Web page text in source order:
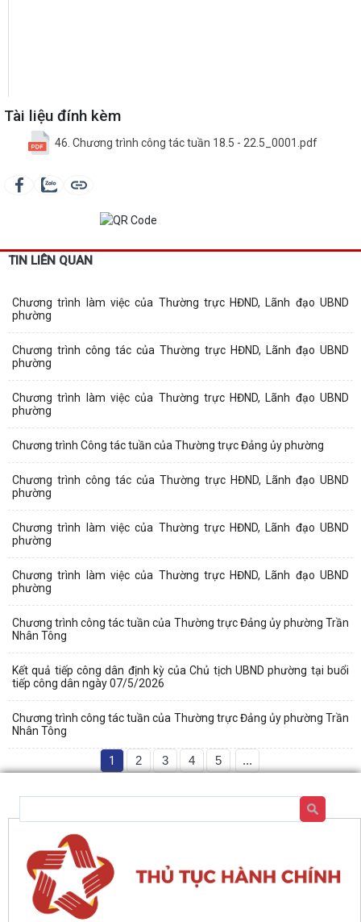
Tài liệu đính kèm
46. Chương trình công tác tuần 18.5 - 22.5_0001.pdf
TIN LIÊN QUAN
Chương trình làm việc của Thường trực HĐND, Lãnh đạo UBND
phường
Chương trình công tác của Thường trực HĐND, Lãnh đạo UBND
phường
Chương trình làm việc của Thường trực HĐND, Lãnh đạo UBND
phường
Chương trình Công tác tuần của Thường trực Đảng ủy phường
Chương trình công tác của Thường trực HĐND, Lãnh đạo UBND
phường
Chương trình làm việc của Thường trực HĐND, Lãnh đạo UBND
phường
Chương trình làm việc của Thường trực HĐND, Lãnh đạo UBND
phường
Chương trình công tác tuần của Thường trực Đảng ủy phường Trần
Nhân Tông
Kết quả tiếp công dân định kỳ của Chủ tịch UBND phường tại buổi
tiếp công dân ngày 07/5/2026
Chương trình công tác tuần của Thường trực Đảng ủy phường Trần
Nhân Tông
1 2 3 4 5 ...